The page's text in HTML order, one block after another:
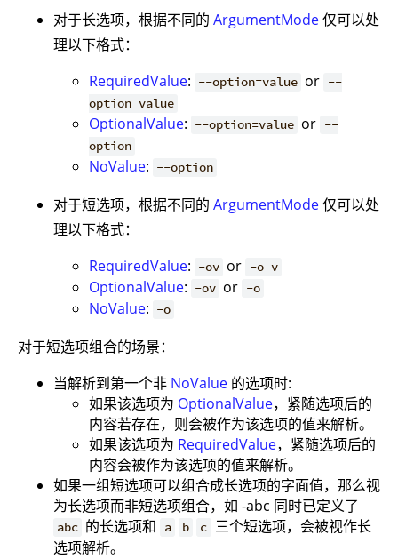
对于长选项，根据不同的 ArgumentMode仅可以处
理以下格式：
RequiredValue: --option=value or --
option value
OptionalValue: --option=value or --
option
NoValue: --option
对于短选项，根据不同的 ArgumentMode仅可以处
理以下格式：
RequiredValue: -ov or -o v
OptionalValue: -ov or -o
NoValue: -o
对于短选项组合的场景：
当解析到第一个非 NoValue 的选项时:
如果该选项为 OptionalValue，紧随选项后的
内容若存在，则会被作为该选项的值来解析。
如果该选项为 RequiredValue，紧随选项后的
内容会被作为该选项的值来解析。
如果一组短选项可以组合成长选项的字面值，那么视
为长选项而非短选项组合，如 -abc 同时已定义了
abc 的长选项和 a b c 三个短选项，会被视作长
选项解析。